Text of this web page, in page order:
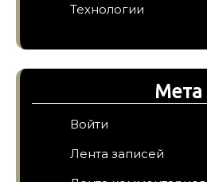
Технологии
Мета
Войти
Лента записей